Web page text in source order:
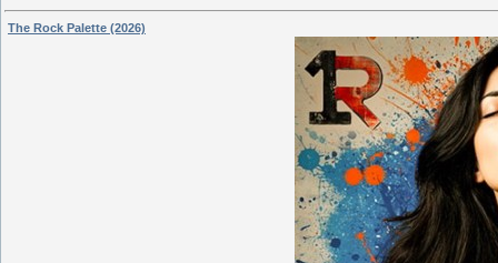
The Rock Palette (2026)